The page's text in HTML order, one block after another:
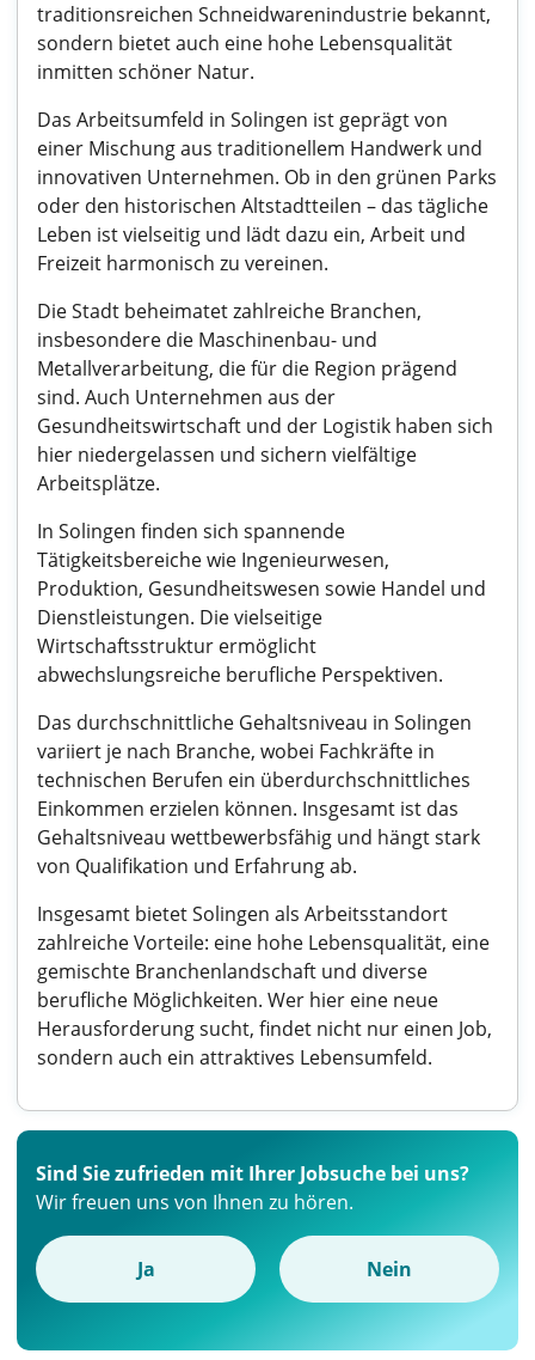
traditionsreichen Schneidwarenindustrie bekannt,
sondern bietet auch eine hohe Lebensqualität
inmitten schöner Natur.
Das Arbeitsumfeld in Solingen ist geprägt von
einer Mischung aus traditionellem Handwerk und
innovativen Unternehmen. Ob in den grünen Parks
oder den historischen Altstadtteilen – das tägliche
Leben ist vielseitig und lädt dazu ein, Arbeit und
Freizeit harmonisch zu vereinen.
Die Stadt beheimatet zahlreiche Branchen,
insbesondere die Maschinenbau- und
Metallverarbeitung, die für die Region prägend
sind. Auch Unternehmen aus der
Gesundheitswirtschaft und der Logistik haben sich
hier niedergelassen und sichern vielfältige
Arbeitsplätze.
In Solingen finden sich spannende
Tätigkeitsbereiche wie Ingenieurwesen,
Produktion, Gesundheitswesen sowie Handel und
Dienstleistungen. Die vielseitige
Wirtschaftsstruktur ermöglicht
abwechslungsreiche berufliche Perspektiven.
Das durchschnittliche Gehaltsniveau in Solingen
variiert je nach Branche, wobei Fachkräfte in
technischen Berufen ein überdurchschnittliches
Einkommen erzielen können. Insgesamt ist das
Gehaltsniveau wettbewerbsfähig und hängt stark
von Qualifikation und Erfahrung ab.
Insgesamt bietet Solingen als Arbeitsstandort
zahlreiche Vorteile: eine hohe Lebensqualität, eine
gemischte Branchenlandschaft und diverse
berufliche Möglichkeiten. Wer hier eine neue
Herausforderung sucht, findet nicht nur einen Job,
sondern auch ein attraktives Lebensumfeld.
Sind Sie zufrieden mit Ihrer Jobsuche bei uns?
Wir freuen uns von Ihnen zu hören.
Ja Nein